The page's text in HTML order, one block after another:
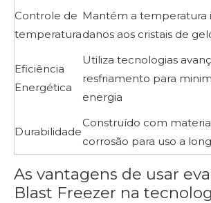
Controle de
temperatura
Mantém a temperatura
danos aos cristais de
Eficiência
Energética
Utiliza tecnologias
resfriamento para
energia
Durabilidade
Construído com
corrosão para uso a
As vantagens de usar
Blast Freezer na